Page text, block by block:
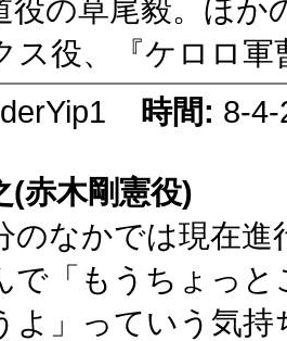
役の草尾毅。ほか
ス役、『ケロロ
時間: 8-
(赤木剛憲役)
のなかでは現在
で「もうちょっ
よ」っていう気